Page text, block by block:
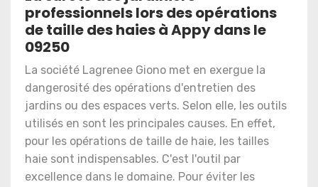
professionnels lors des opérations
de taille des haies à Appy dans le
09250
La société Lagrenee Giono met en exergue la
dangerosité des opérations d'entretien des
jardins ou des espaces verts. Selon elle, les outils
utilisés en sont les principales causes. En effet,
pour les opérations de taille de haie, les tailles
haie sont indispensables. C'est l'outil par
excellence dans le domaine. Pour éviter les